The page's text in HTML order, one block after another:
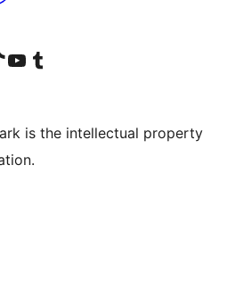
Instagram
pe LinkedIn
nostru TikTok
Vizitează canalul nostru YouTube
Vizitează contul nostru Tumblr
is the intellectual property